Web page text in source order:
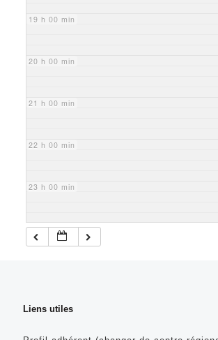
19 h 00 min
20 h 00 min
21 h 00 min
22 h 00 min
23 h 00 min
Liens utiles